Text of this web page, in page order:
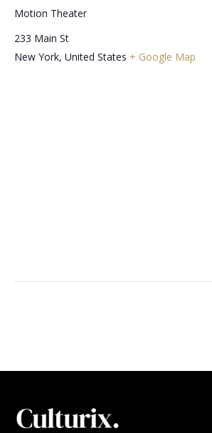
Motion Theater
233 Main St
New York, United States + Google Map